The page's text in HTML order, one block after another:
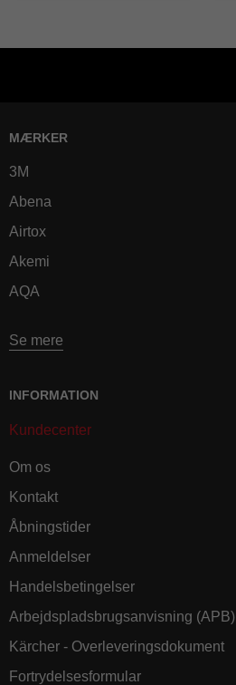
MÆRKER
3M
Abena
Airtox
Akemi
AQA
Se mere
INFORMATION
Kundecenter
Om os
Kontakt
Åbningstider
Anmeldelser
Handelsbetingelser
Arbejdspladsbrugsanvisning (APB)
Kärcher - Overleveringsdokument
Fortrydelsesformular